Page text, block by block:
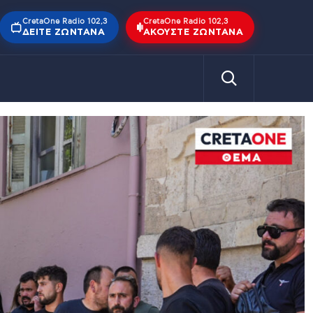
CretaOne Radio 102,3
ΔΕΊΤΕ ΖΩΝΤΑΝΆ
CretaOne Radio 102,3
ΑΚΟΎΣΤΕ ΖΩΝΤΑΝΆ